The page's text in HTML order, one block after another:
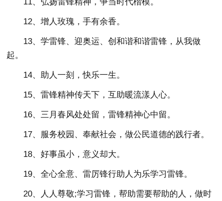
11、弘扬雷锋精神，争当时代楷模。
12、增人玫瑰，手有余香。
13、学雷锋、迎奥运、创和谐和谐雷锋，从我做
起。
14、助人一刻，快乐一生。
15、雷锋精神传天下，互助暖流漾人心。
16、三月春风处处留，雷锋精神心中留。
17、服务校园、奉献社会，做公民道德的践行者。
18、好事虽小，意义却大。
19、全心全意、雷厉锋行助人为乐学习雷锋。
20、人人尊敬;学习雷锋，帮助需要帮助的人，做时